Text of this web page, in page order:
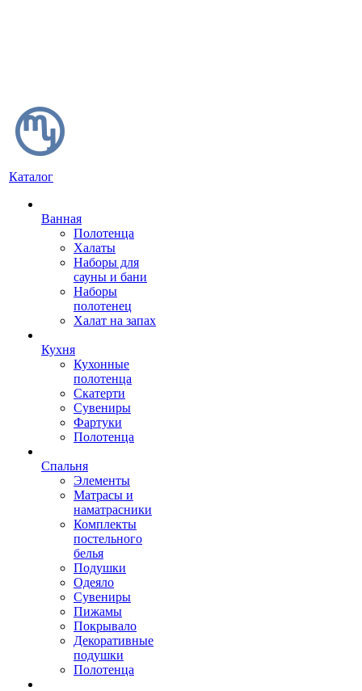
Каталог
Ванная
Полотенца
Халаты
Наборы для
сауны и бани
Наборы
полотенец
Халат на запах
Кухня
Кухонные
полотенца
Скатерти
Сувениры
Фартуки
Полотенца
Спальня
Элементы
Матрасы и
наматрасники
Комплекты
постельного
белья
Подушки
Одеяло
Сувениры
Пижамы
Покрывало
Декоративные
подушки
Полотенца